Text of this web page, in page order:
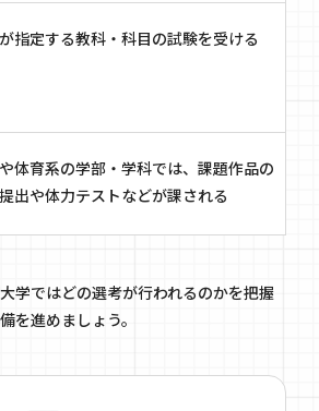
指定する教科・科目の試験を受ける
体育系の学部・学科では、課題作品の
提出や体力テストなどが課される
学ではどの選考が行われるのかを把握
を進めましょう。